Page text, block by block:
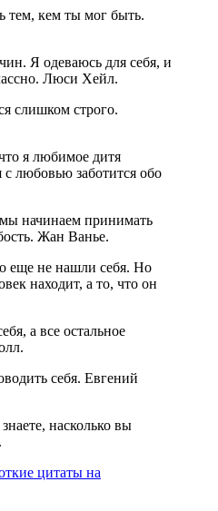
тем, кем ты мог быть.
Я одеваюсь для себя, и
Люси Хейл.
слишком строго.
я любимое дитя
с любовью заботится обо
мы начинаем принимать
Жан Ванье.
еще не нашли себя. Но
находит, а то, что он
а все остальное
себя. Евгений
насколько вы
цитаты на